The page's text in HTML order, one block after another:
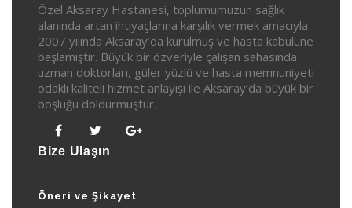
Özel Aksaray Hastanesi, toplumumuzun sağlık
alanında artan ihtiyaçlarına karşılık vermek amacıyla
2007 yılında Aksaray’da kurulmuş ve hasta kabulüne
başlamıştır. Büyük bir özveriyle çalışan sahasında
uzman doktorları, güler yüzlü ve hasta memnuniyeti
odaklı kaliteli hizmet anlayışı ile Aksaray’da büyük bir
boşluğu doldurmuştur.
Bize Ulaşın
Öneri ve Şikayet